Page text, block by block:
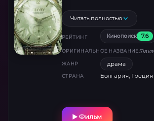
Читать полностью
РЕЙТИНГ Кинопоиск 7.6
ОРИГИНАЛЬНОЕ НАЗВАНИЕSlava
ЖАНР драма
СТРАНА Болгария, Греция
Фильм